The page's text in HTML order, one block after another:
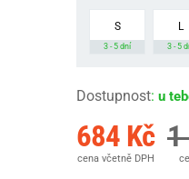
S
3 - 5 dní
L
3 - 5
Dostupnost: u
684 Kč
cena včetně DPH
1